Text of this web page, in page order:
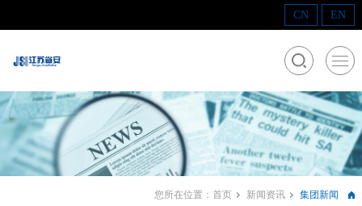
CN EN
您所在位置：首页 新闻资讯 集团新闻